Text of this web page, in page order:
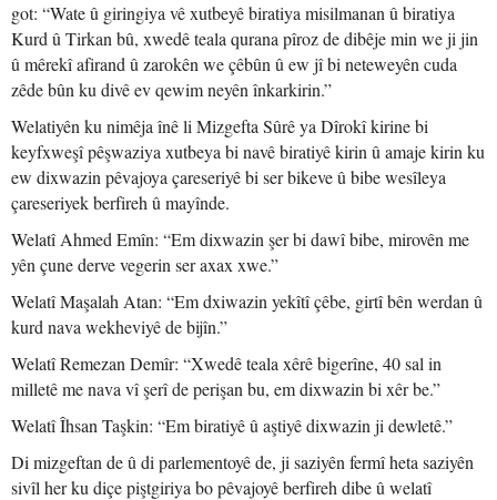
got: “Wate û giringiya vê xutbeyê biratiya misilmanan û biratiya
Kurd û Tirkan bû, xwedê teala qurana pîroz de dibêje min we ji jin
û mêrekî afirand û zarokên we çêbûn û ew jî bi neteweyên cuda
zêde bûn ku divê ev qewim neyên înkarkirin.”
Welatiyên ku nimêja înê li Mizgefta Sûrê ya Dîrokî kirine bi
keyfxweşî pêşwaziya xutbeya bi navê biratiyê kirin û amaje kirin ku
ew dixwazin pêvajoya çareseriyê bi ser bikeve û bibe wesîleya
çareseriyek berfireh û mayînde.
Welatî Ahmed Emîn: “Em dixwazin şer bi dawî bibe, mirovên me
yên çune derve vegerin ser axax xwe.”
Welatî Maşalah Atan: “Em dxiwazin yekîtî çêbe, girtî bên werdan û
kurd nava wekheviyê de bijîn.”
Welatî Remezan Demîr: “Xwedê teala xêrê bigerîne, 40 sal in
milletê me nava vî şerî de perişan bu, em dixwazin bi xêr be.”
Welatî Îhsan Taşkin: “Em biratiyê û aştiyê dixwazin ji dewletê.”
Di mizgeftan de û di parlementoyê de, ji saziyên fermî heta saziyên
sivîl her ku diçe piştgiriya bo pêvajoyê berfireh dibe û welatî